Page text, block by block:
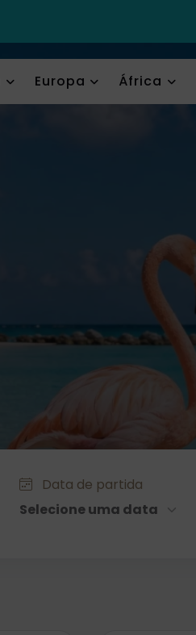
Europa África
Data de partida
Selecione uma data